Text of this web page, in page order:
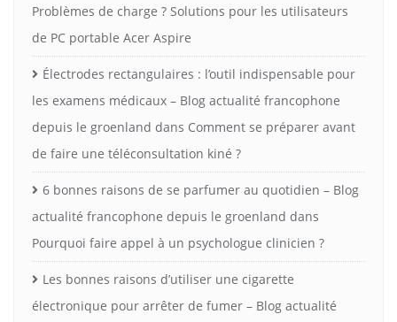
Problèmes de charge ? Solutions pour les utilisateurs
de PC portable Acer Aspire
Électrodes rectangulaires : l’outil indispensable pour
les examens médicaux – Blog actualité francophone
depuis le groenland dans Comment se préparer avant
de faire une téléconsultation kiné ?
6 bonnes raisons de se parfumer au quotidien – Blog
actualité francophone depuis le groenland dans
Pourquoi faire appel à un psychologue clinicien ?
Les bonnes raisons d’utiliser une cigarette
électronique pour arrêter de fumer – Blog actualité